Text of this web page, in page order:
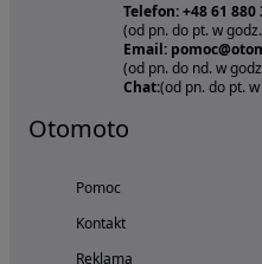
Telefon: +48 61 880
(od pn. do pt. w
Email:
(od pn. do nd. w
Chat:(od pn. do pt.
Otomoto
Pomoc
Kontakt
Reklama